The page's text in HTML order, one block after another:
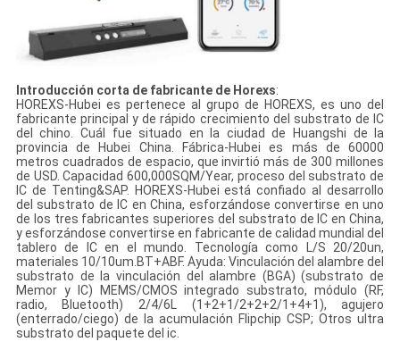
Introducción corta de fabricante de Horexs:
HOREXS-Hubei es pertenece al grupo de HOREXS, es uno del
fabricante principal y de rápido crecimiento del substrato de IC
del chino. Cuál fue situado en la ciudad de Huangshi de la
provincia de Hubei China. Fábrica-Hubei es más de 60000
metros cuadrados de espacio, que invirtió más de 300 millones
de USD. Capacidad 600,000SQM/Year, proceso del substrato de
IC de Tenting&SAP. HOREXS-Hubei está confiado al desarrollo
del substrato de IC en China, esforzándose convertirse en uno
de los tres fabricantes superiores del substrato de IC en China,
y esforzándose convertirse en fabricante de calidad mundial del
tablero de IC en el mundo. Tecnología como L/S 20/20un,
materiales 10/10um.BT+ABF. Ayuda: Vinculación del alambre del
substrato de la vinculación del alambre (BGA) (substrato de
Memor y IC) MEMS/CMOS integrado substrato, módulo (RF,
radio, Bluetooth) 2/4/6L (1+2+1/2+2+2/1+4+1), agujero
(enterrado/ciego) de la acumulación Flipchip CSP; Otros ultra
substrato del paquete del ic.